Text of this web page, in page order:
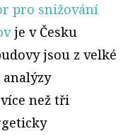
pro snižování
je v Česku
jsou z velké
analýzy
než tři